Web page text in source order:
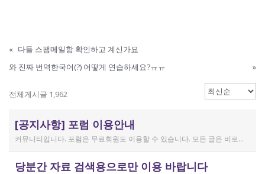
« 다들 스팸메일함 확인하고 계신가요
와 진짜 번역한국어(?) 어떻게 연습하세요?ㅠㅠ
»
전체게시글 1,962
[공지사항] 포럼 이용안내
커뮤니티입니다. 포럼은 무료회원도 이용할 수 있습니다. 모든 글은 비로그인 사용자에게도 공개됩니다. 감사합니다.
당분간 자료 검색용으로만 이용 바랍니다